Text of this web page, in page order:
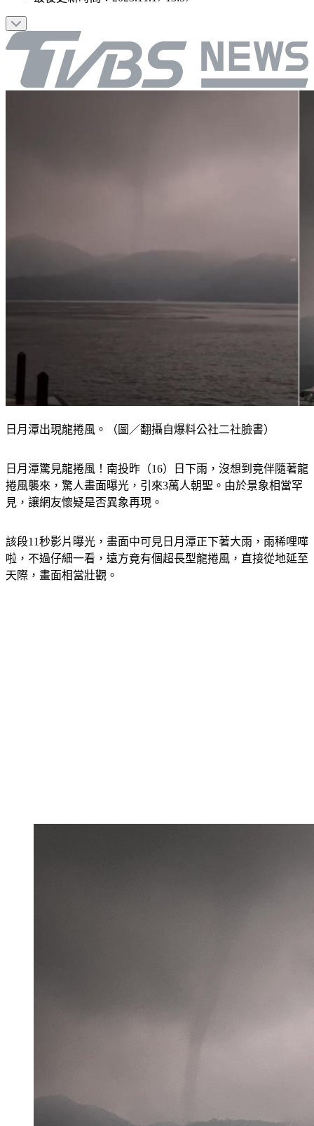
捲風襲來，驚人畫面曝光，引來3萬人朝聖。由於景象相當罕
見，讓網友懷疑是否異象再現。
啦，不過仔細一看，遠方竟有個超長型龍捲風，直接從地延至
天際，畫面相當壯觀。